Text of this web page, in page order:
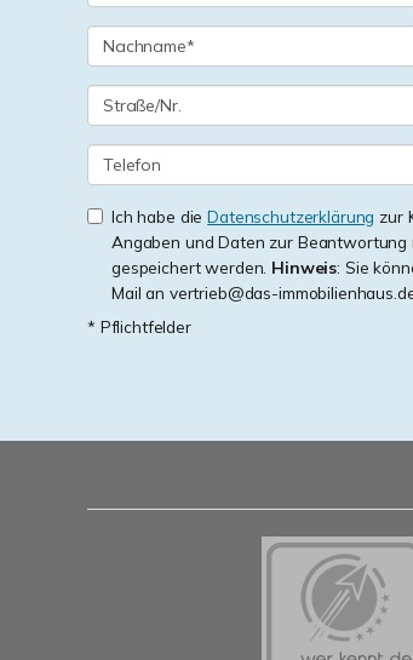
Ich habe dieDatenschutzerklärung zur
Angaben und Daten zur
gespeichert werden. Hinweis: Sie
Mail an vertrieb@das-
* Pflichtfelder